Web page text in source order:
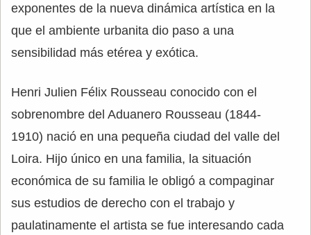
exponentes de la nueva dinámica artística en la
que el ambiente urbanita dio paso a una
sensibilidad más etérea y exótica.
Henri Julien Félix Rousseau conocido con el
sobrenombre del Aduanero Rousseau (1844-
1910) nació en una pequeña ciudad del valle del
Loira. Hijo único en una familia, la situación
económica de su familia le obligó a compaginar
sus estudios de derecho con el trabajo y
paulatinamente el artista se fue interesando cada